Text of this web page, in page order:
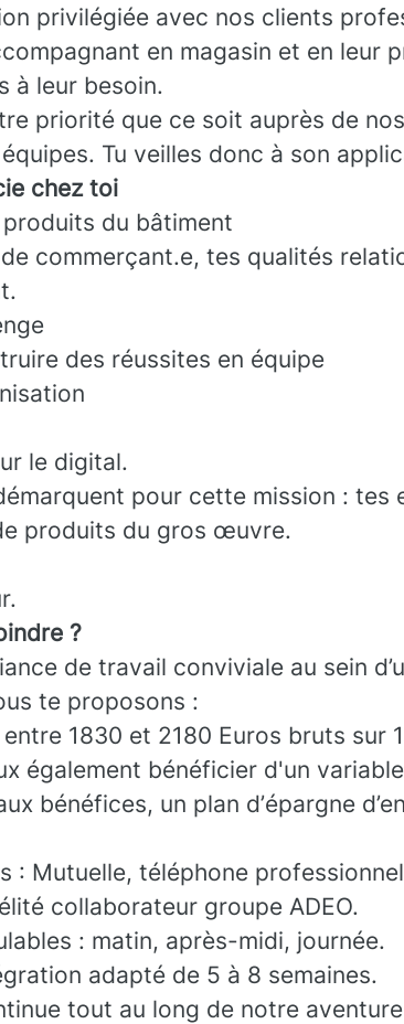
privilégiée avec nos clients
en magasin et en leur
à leur besoin.
priorité que ce soit auprès de
équipes. Tu veilles donc à son
chez toi
du bâtiment
commerçant.e, tes qualités
des réussites en équipe
le digital.
pour cette mission : tes
produits du gros œuvre.
?
de travail conviviale au sein
te proposons :
1830 et 2180 Euros bruts sur
également bénéficier d'un
bénéfices, un plan d’épargne
: Mutuelle, téléphone
collaborateur groupe ADEO.
: matin, après-midi, journée.
adapté de 5 à 8 semaines.
tout au long de notre